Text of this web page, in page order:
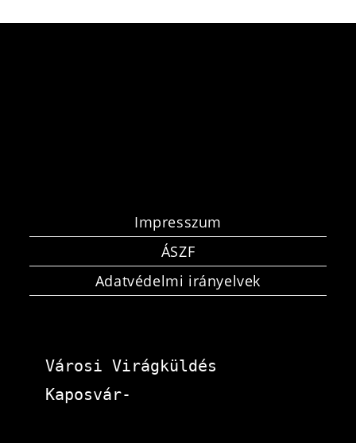
Impresszum
ÁSZF
Adatvédelmi irányelvek
Városi Virágküldés
Kaposvár-